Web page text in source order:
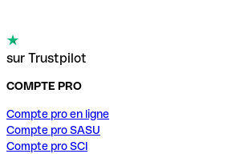
sur Trustpilot
COMPTE PRO
Compte pro en ligne
Compte pro SASU
Compte pro SCI